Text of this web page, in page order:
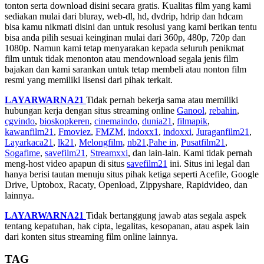
tonton serta download disini secara gratis. Kualitas film yang kami
sediakan mulai dari bluray, web-dl, hd, dvdrip, hdrip dan hdcam
bisa kamu nikmati disini dan untuk resolusi yang kami berikan tentu
bisa anda pilih sesuai keinginan mulai dari 360p, 480p, 720p dan
1080p. Namun kami tetap menyarakan kepada seluruh penikmat
film untuk tidak menonton atau mendownload segala jenis film
bajakan dan kami sarankan untuk tetap membeli atau nonton film
resmi yang memiliki lisensi dari pihak terkait.
LAYARWARNA21 Tidak pernah bekerja sama atau memiliki
hubungan kerja dengan situs streaming online Ganool, rebahin,
cgvindo, bioskopkeren, cinemaindo, dunia21 , filmapik,
kawanfilm21 , Fmoviez, FMZM, indoxx1 , indoxxi, Juraganfilm21 ,
Layarkaca21 , lk21 , Melongfilm, nb21 ,Pahe in, Pusatfilm21 ,
Sogafime, savefilm21 , Streamxxi, dan lain-lain. Kami tidak pernah
meng-host video apapun di situs savefilm21 ini. Situs ini legal dan
hanya berisi tautan menuju situs pihak ketiga seperti Acefile, Google
Drive, Uptobox, Racaty, Openload, Zippyshare, Rapidvideo, dan
lainnya.
LAYARWARNA21 Tidak bertanggung jawab atas segala aspek
tentang kepatuhan, hak cipta, legalitas, kesopanan, atau aspek lain
dari konten situs streaming film online lainnya.
TAG